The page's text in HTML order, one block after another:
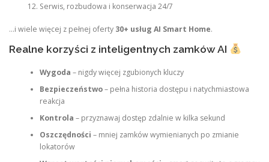
Serwis, rozbudowa i konserwacja 24/7
…i wiele więcej z pełnej oferty 30+ usług AI Smart Home.
Realne korzyści z inteligentnych zamków AI
Wygoda – nigdy więcej zgubionych kluczy
Bezpieczeństwo– pełna historia dostępu i natychmiastowa
reakcja
Kontrola – przyznawaj dostęp zdalnie w kilka sekund
Oszczędności – mniej zamków wymienianych po zmianie
lokatorów